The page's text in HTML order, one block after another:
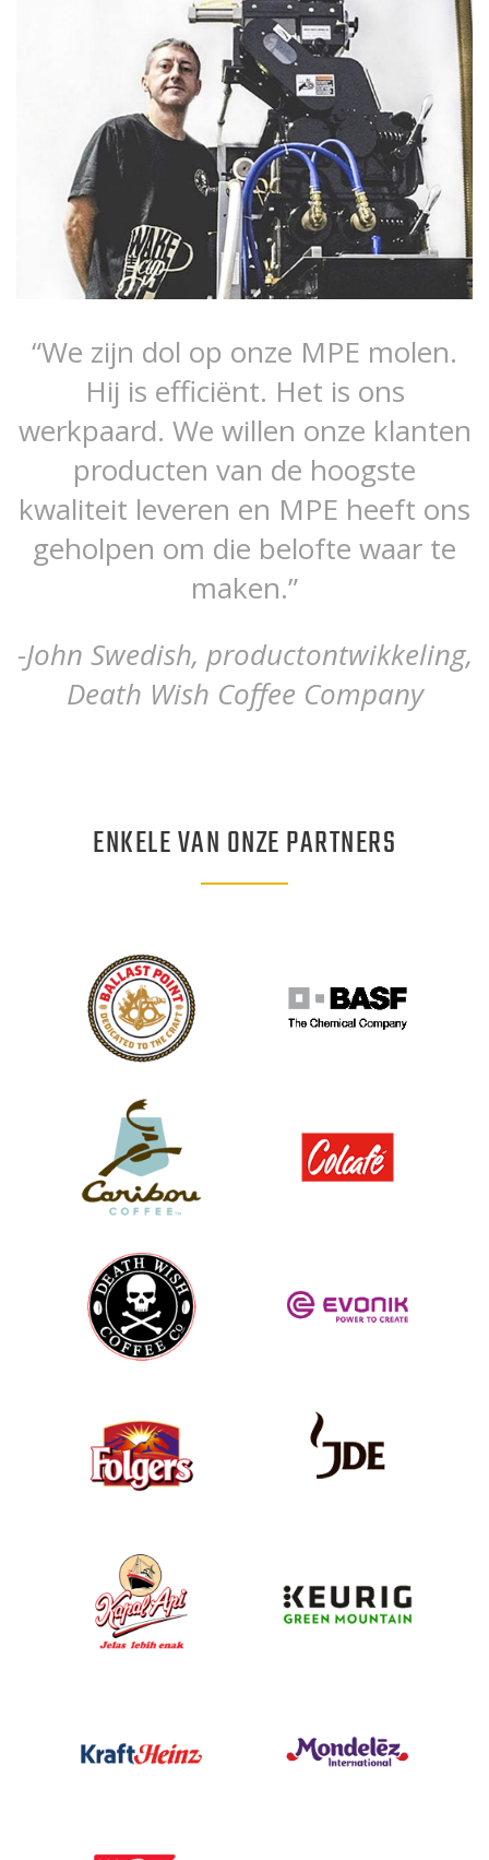
“We zijn dol op onze MPE molen.
Hij is efficiënt. Het is ons
werkpaard. We willen onze klanten
producten van de hoogste
kwaliteit leveren en MPE heeft ons
geholpen om die belofte waar te
maken.”
-John Swedish, productontwikkeling,
Death Wish Coffee Company
ENKELE VAN ONZE PARTNERS